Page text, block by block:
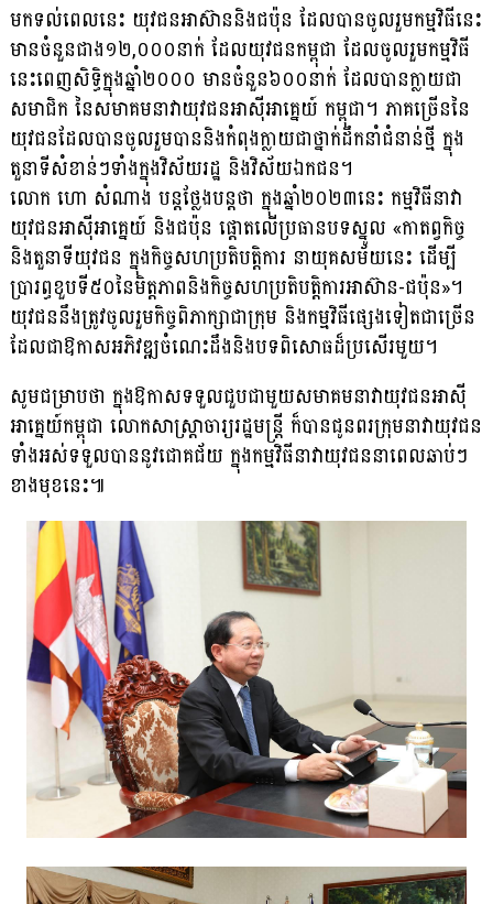
មកទល់ពេលនេះ យុវជនអាស៊ាននិងជប៉ុន ដែលបានចូលរួមកម្មវិធីនេះ
មានចំនួនជាង១២,០០០នាក់ ដែលយុវជនកម្ពុជា ដែលចូលរួមកម្មវិធី
នេះពេញសិទ្ធិក្នុងឆ្នាំ២០០០ មានចំនួន៦០០នាក់ ដែលបានក្លាយជា
សមាជិក នៃសមាគមនាវាយុវជនអាស៊ីអាគ្នេយ៍ កម្ពុជា។ ភាគច្រើននៃ
យុវជនដែលបានចូលរួមបាននិងកំពុងក្លាយជាថ្នាក់ដឹកនាំជំនាន់ថ្មី ក្នុង
តួនាទីសំខាន់ៗទាំងក្នុងវិស័យរដ្ឋ និងវិស័យឯកជន។
លោក ហោ សំណាង បន្ដថ្លែងបន្ដថា ក្នុងឆ្នាំ២០២៣នេះ កម្មវិធីនាវា
យុវជនអាស៊ីអាគ្នេយ៍ និងជប៉ុន ផ្តោតលើប្រធានបទស្នូល «កាតព្វកិច្ច
និងតួនាទីយុវជន ក្នុងកិច្ចសហប្រតិបត្តិការ នាយុគសម័យនេះ ដើម្បី
ប្រារព្ធខួបទី៥០នៃមិត្តភាពនិងកិច្ចសហប្រតិបត្តិការអាស៊ាន-ជប៉ុន»។
យុវជននឹងត្រូវចូលរួមកិច្ចពិភាក្សាជាក្រុម និងកម្មវិធីផ្សេងទៀតជាច្រើន
ដែលជាឱកាសអភិវឌ្ឍចំណេះដឹងនិងបទពិសោធដ៏ប្រសើរមួយ។
សូមជម្រាបថា ក្នុងឱកាសទទួលជួបជាមួយសមាគមនាវាយុវជនអាស៊ី
អាគ្នេយ៍កម្ពុជា លោកសាស្ត្រាចារ្យរដ្ឋមន្ដ្រី ក៏បានជូនពរក្រុមនាវាយុវជន
ទាំងអស់ទទួលបាននូវជោគជ័យ ក្នុងកម្មវិធីនាវាយុវជននាពេលឆាប់ៗ
ខាងមុខនេះ៕